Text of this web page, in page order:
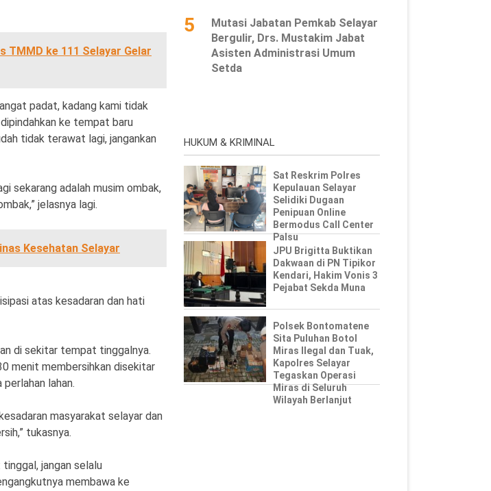
TMMD ke 111 Selayar Gelar
padat, kadang kami tidak
ke tempat baru
tidak terawat lagi, jangankan
sekarang adalah musim ombak,
jelasnya lagi.
Kesehatan Selayar
atas kesadaran dan hati
di sekitar tempat tinggalnya.
menit membersihkan disekitar
lahan.
masyarakat selayar dan
tukasnya.
jangan selalu
membawa ke
5
Mutasi Jabatan Pemkab Selayar
Bergulir, Drs. Mustakim Jabat
Asisten Administrasi Umum
Setda
HUKUM & KRIMINAL
Sat Reskrim Polres
Kepulauan Selayar
Selidiki Dugaan
Penipuan Online
Bermodus Call Center
Palsu
JPU Brigitta Buktikan
Dakwaan di PN Tipikor
Kendari, Hakim Vonis 3
Pejabat Sekda Muna
Polsek Bontomatene
Sita Puluhan Botol
Miras Ilegal dan Tuak,
Kapolres Selayar
Tegaskan Operasi
Miras di Seluruh
Wilayah Berlanjut